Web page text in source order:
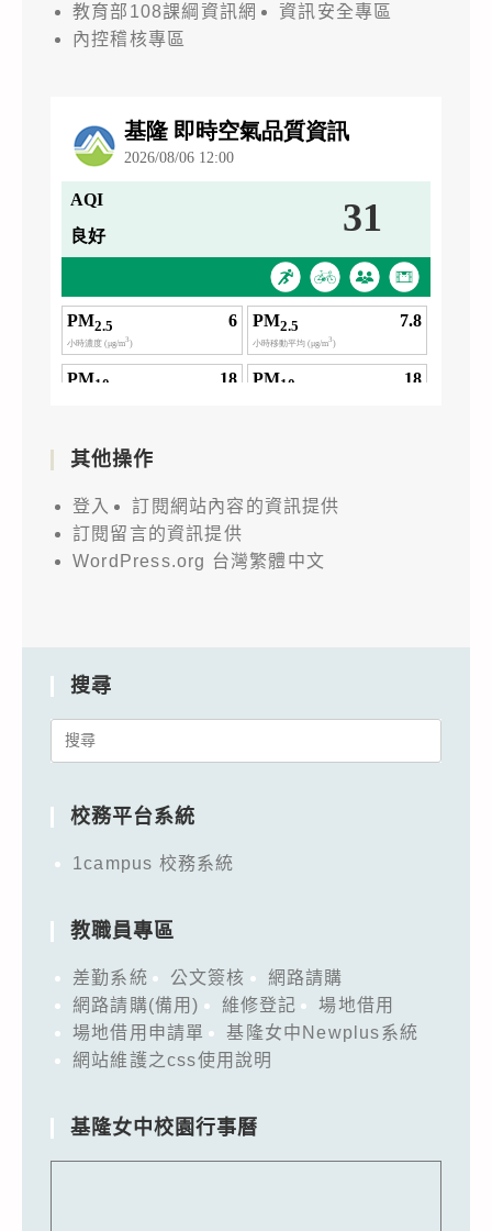
教育部108課綱資訊網
資訊安全專區
內控稽核專區
其他操作
登入
訂閱網站內容的資訊提供
訂閱留言的資訊提供
WordPress.org 台灣繁體中文
搜尋
Search
校務平台系統
1campus 校務系統
教職員專區
差勤系統 公文簽核
網路請購
網路請購(備用)
維修登記
場地借用
場地借用申請單
基隆女中Newplus系統
網站維護之css使用說明
基隆女中校園行事曆